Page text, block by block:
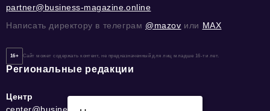
partner@business-magazine.online
Написать директору в телеграм @mazov или MAX
16+ Сайт может содержать контент, не предназначенный для лиц младше 16-ти лет.
Региональные редакции
Центр